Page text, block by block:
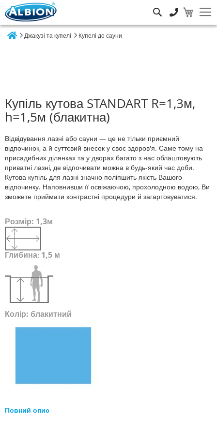
Джакузі та купелі Купелі до сауни
Купіль кутова STANDART R=1,3м,
h=1,5м (блакитна)
Відвідування лазні або сауни — це не тільки приємний
відпочинок, а й суттєвий внесок у своє здоров'я. Саме тому на
присадибних ділянках та у дворах багато з нас облаштовують
приватні лазні, де відпочивати можна в будь-який час доби.
Кутова купіль для лазні значно поліпшить якість Вашого
відпочинку. Наповнивши її освіжаючою, прохолодною водою, Ви
зможете приймати контрастні процедури й загартовуватися.
Розмір: 1,3м
Глибина: 1,5 м
Колір: блакитний
Повний опис